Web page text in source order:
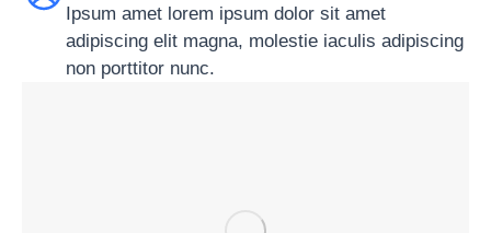
Ipsum amet lorem ipsum dolor sit amet
adipiscing elit magna, molestie iaculis adipiscing
non porttitor nunc.